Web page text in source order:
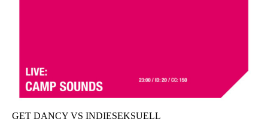
GET DANCY VS INDIESEKSUELL